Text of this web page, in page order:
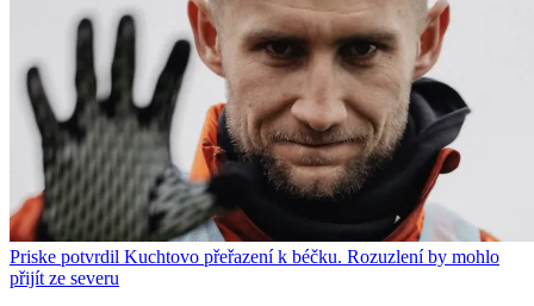
Priske potvrdil Kuchtovo přeřazení k béčku. Rozuzlení by mohlo
přijít ze severu